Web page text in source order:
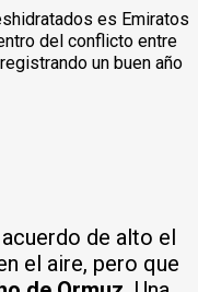
es Emiratos
del conflicto entre
un buen año
acuerdo de alto el
el aire, pero que